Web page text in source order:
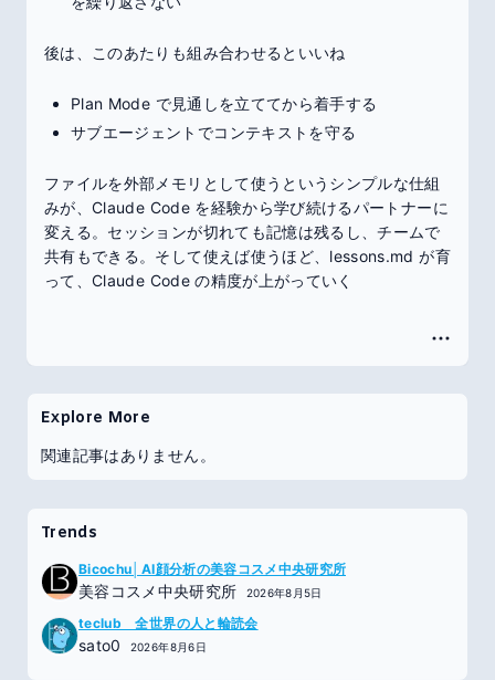
後は、このあたりも組み合わせるといいね
Plan Mode で見通しを立ててから着手する
サブエージェントでコンテキストを守る
ファイルを外部メモリとして使うというシンプルな仕組
みが、Claude Code を経験から学び続けるパートナーに
変える。セッションが切れても記憶は残るし、チームで
共有もできる。そして使えば使うほど、lessons.md が育
って、Claude Code の精度が上がっていく
Explore More
関連記事はありません。
Trends
Bicochu│AI顔分析の美容コスメ中央研究所
美容コスメ中央研究所 2026年8月5日
teclub 全世界の人と輪読会
sato0 2026年8月6日